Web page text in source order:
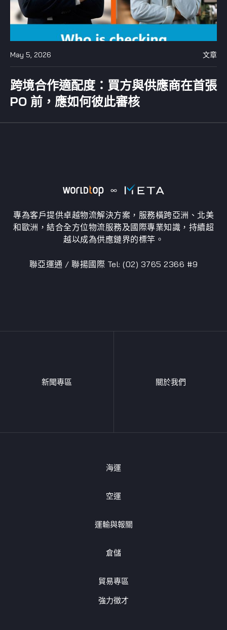
May 5, 2026 文章
跨境合作適配度：買方與供應商在首張
PO 前，應如何彼此審核
專為客戶提供卓越物流解決方案，服務橫跨亞洲、北美
和歐洲，結合全方位物流服務及國際專業知識，持續超
越以成為供應鏈界的標竿。
聯亞運通 / 聯揚國際 Tel: (02) 3765 2366 #9
新聞專區 關於我們
海運
空運
運輸與報關
倉儲
貿易專區
強力徵才